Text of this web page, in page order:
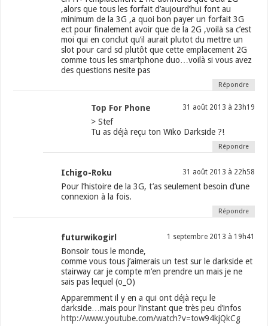
,alors que tous les forfait d’aujourd’hui font au
minimum de la 3G ,a quoi bon payer un forfait 3G
ect pour finalement avoir que de la 2G ,voilà sa c’est
moi qui en conclut qu’il aurait plutot du mettre un
slot pour card sd plutôt que cette emplacement 2G
comme tous les smartphone duo…voilà si vous avez
des questions nesite pas
Répondre
Top For Phone 31 août 2013 à 23h19
> Stef
Tu as déjà reçu ton Wiko Darkside ?!
Répondre
Ichigo-Roku 31 août 2013 à 22h58
Pour l’histoire de la 3G, t’as seulement besoin d’une
connexion à la fois.
Répondre
futurwikogirl 1 septembre 2013 à 19h41
Bonsoir tous le monde,
comme vous tous j’aimerais un test sur le darkside et
stairway car je compte m’en prendre un mais je ne
sais pas lequel (o_O)
Apparemment il y en a qui ont déjà reçu le
darkside…mais pour l’instant que très peu d’infos
http://www.youtube.com/watch?v=tow94kjQkCg